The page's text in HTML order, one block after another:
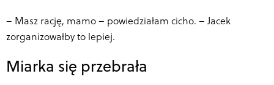
– Masz rację, mamo – powiedziałam cicho. – Jacek
zorganizowałby to lepiej.
Miarka się przebrała